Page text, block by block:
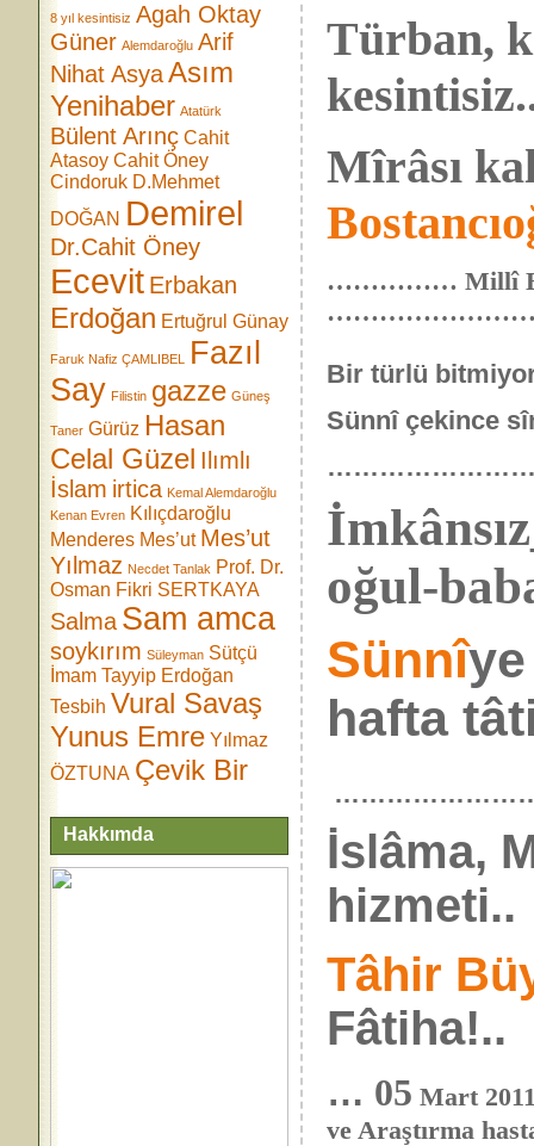
8 yıl kesintisiz Agah Oktay
Güner Alemdaroğlu Arif
Nihat AsyaAsım
Yenihaber Atatürk
Bülent Arınç Cahit
Atasoy Cahit Öney
Cindoruk D.Mehmet
DOĞAN Demirel
Dr.Cahit Öney
Ecevit Erbakan
Erdoğan Ertuğrul Günay
Faruk Nafiz ÇAMLIBEL
Fazıl
Say Filistin gazze Güneş
Taner Gürüz Hasan
Celal Güzel Ilımlı
İslam irtica Kemal Alemdaroğlu
Kenan Evren Kılıçdaroğlu
Menderes Mes’ut Mes’ut
Yılmaz Necdet Tanlak Prof. Dr.
Osman Fikri SERTKAYA
Salma Sam amca
soykırım Süleyman Sütçü
İmam Tayyip Erdoğan
Tesbih Vural Savaş
Yunus Emre Yılmaz
ÖZTUNA Çevik Bir
Hakkımda
Türban,
Mîrâsı
…………… Millî
Bir türlü
Sünnî çekince
oğul-
Sünnî
hafta
İslâma,
hizmeti..
Tâhir
Fâtiha!..
… 05 Mart
ve Araştırma